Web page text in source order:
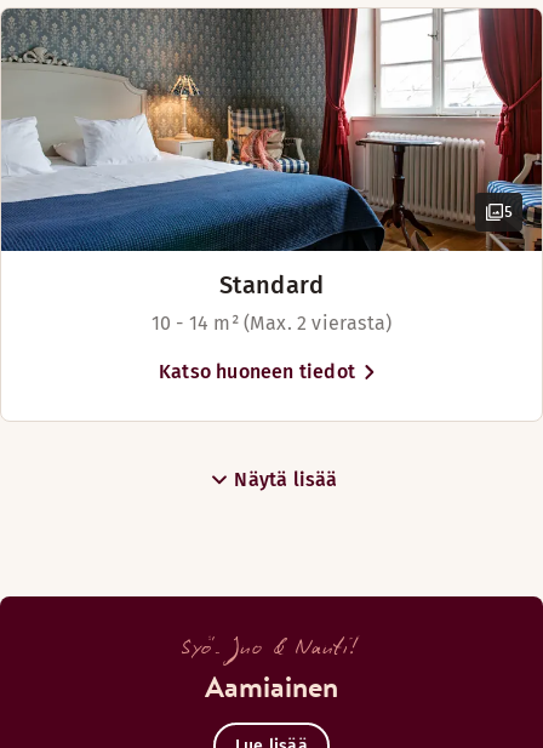
5
Standard
10 - 14 m² (Max. 2 vierasta)
Katso huoneen tiedot
Näytä lisää
Syö. Juo & Nauti!
Aamiainen